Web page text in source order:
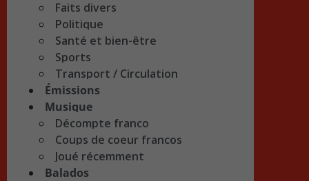
Faits divers
Politique
Santé et bien-être
Sports
Transport / Circulation
Émissions
Musique
Décompte franco
Coups de coeur francos
Joué récemment
Balados